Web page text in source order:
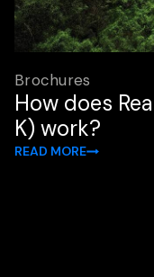
Brochures
How does
K) work?
READ MORE